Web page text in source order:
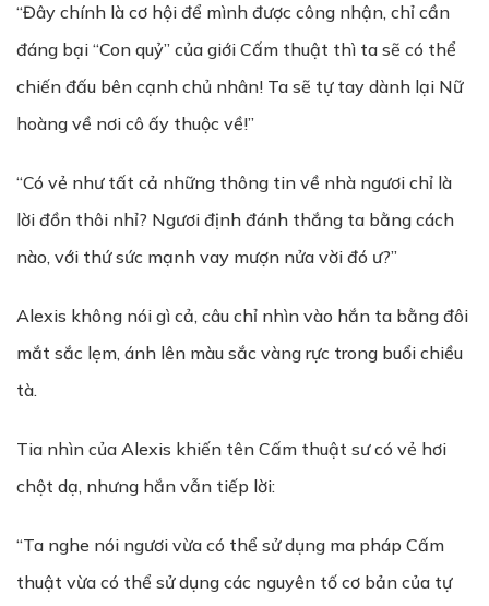
“Đây chính là cơ hội để mình được công nhận, chỉ cần
đáng bại “Con quỷ” của giới Cấm thuật thì ta sẽ có thể
chiến đấu bên cạnh chủ nhân! Ta sẽ tự tay dành lại Nữ
hoàng về nơi cô ấy thuộc về!”
“Có vẻ như tất cả những thông tin về nhà ngươi chỉ là
lời đồn thôi nhỉ? Ngươi định đánh thắng ta bằng cách
nào, với thứ sức mạnh vay mượn nửa vời đó ư?”
Alexis không nói gì cả, câu chỉ nhìn vào hắn ta bằng đôi
mắt sắc lẹm, ánh lên màu sắc vàng rực trong buổi chiều
tà.
Tia nhìn của Alexis khiến tên Cấm thuật sư có vẻ hơi
chột dạ, nhưng hắn vẫn tiếp lời:
“Ta nghe nói ngươi vừa có thể sử dụng ma pháp Cấm
thuật vừa có thể sử dụng các nguyên tố cơ bản của tự